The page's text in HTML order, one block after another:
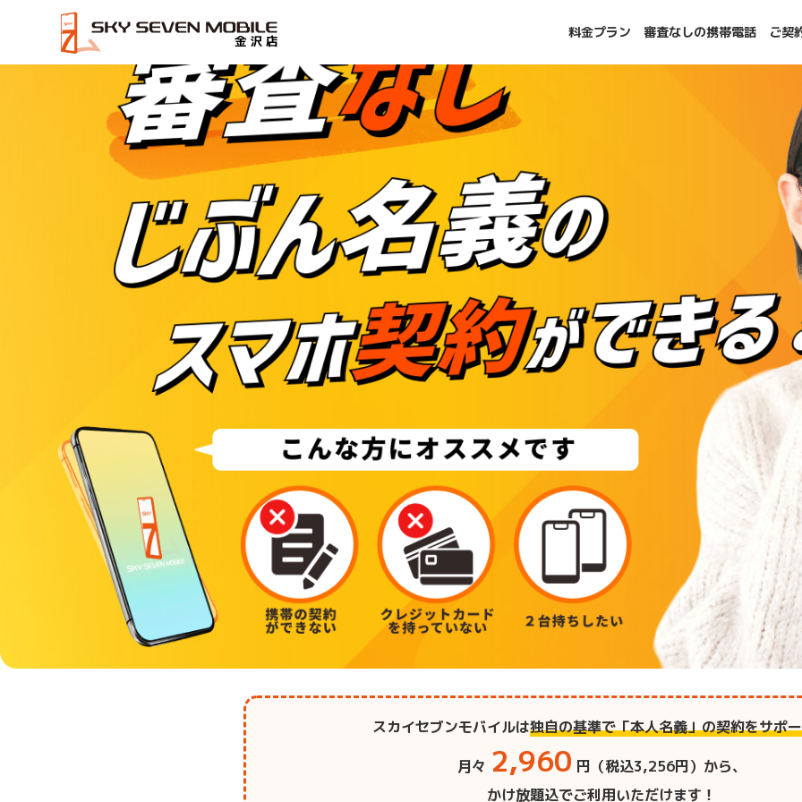
料金プラン 審査なしの携帯電話 ご契
金沢で審査なしの格安スマホ・格安SIMならスカイセブンモバイル金沢店
スカイセブンモバイルは独自の基準で「本人名義」の契約をサポ
月々 2,960 円（税込3,256円）から、
かけ放題込でご利用いただけます！